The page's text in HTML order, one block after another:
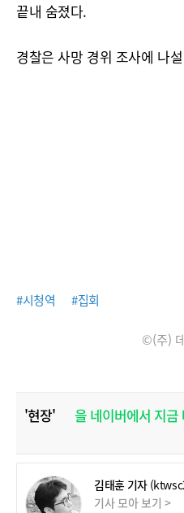
끝내 숨졌다.
경찰은 사망 경위 조사에 나
#시청역 #집회
©(주)
'현장' 을 네이버에서 지
김태훈 기자
기사 모아 보기 >